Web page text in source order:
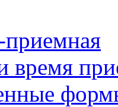
время